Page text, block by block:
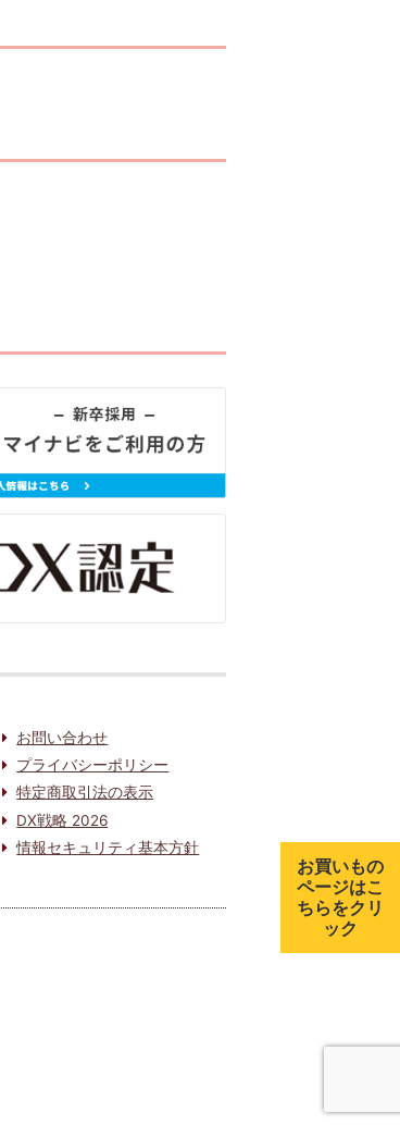
お問い合わせ
プライバシーポリシー
特定商取引法の表示
DX戦略 2026
情報セキュリティ基本方針
お買いもの
ページはこ
ちらをクリ
ック